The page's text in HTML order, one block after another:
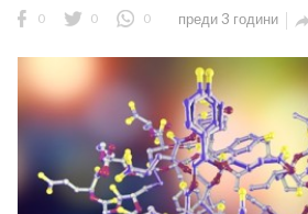
0 0 0 преди 3 години 